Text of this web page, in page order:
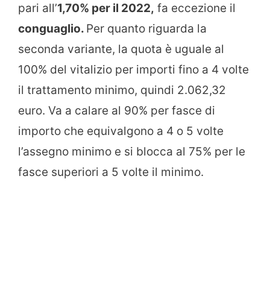
pari all’1,70% per il 2022, fa eccezione il
conguaglio. Per quanto riguarda la
seconda variante, la quota è uguale al
100% del vitalizio per importi fino a 4 volte
il trattamento minimo, quindi 2.062,32
euro. Va a calare al 90% per fasce di
importo che equivalgono a 4 o 5 volte
l’assegno minimo e si blocca al 75% per le
fasce superiori a 5 volte il minimo.